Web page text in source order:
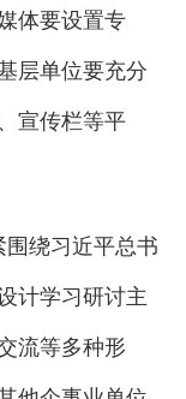
体要设置专
层单位要充分
宣传栏等平
绕习近平总书
计学习研讨主
流等多种形